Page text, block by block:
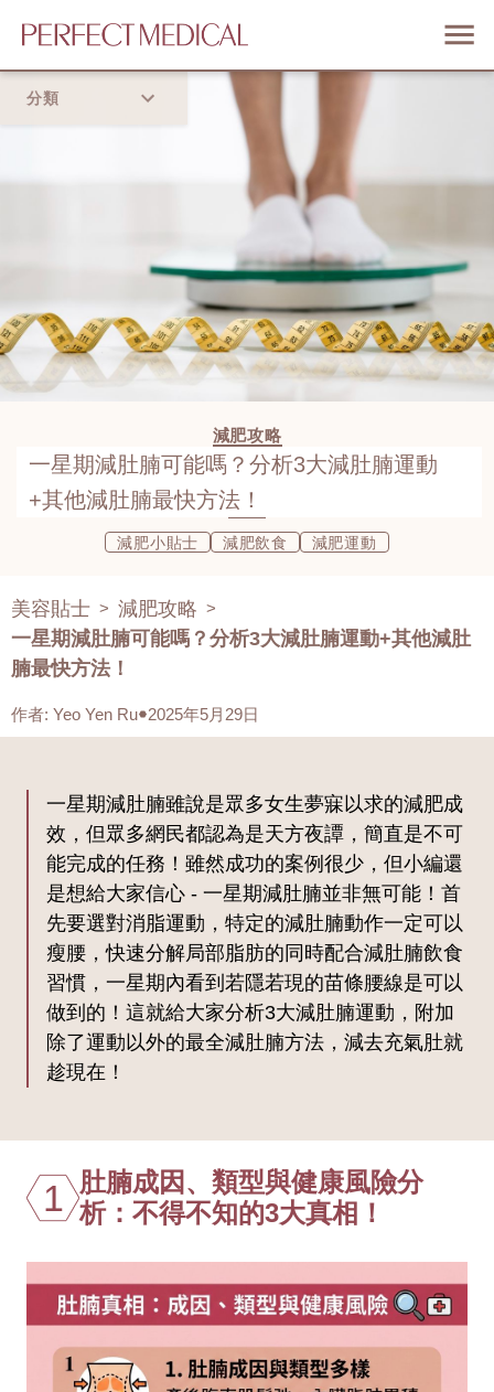
分類
減肥攻略
一星期減肚腩可能嗎？分析3大減肚腩運動
+其他減肚腩最快方法！
減肥小貼士 減肥飲食 減肥運動
美容貼士 > 減肥攻略 >
一星期減肚腩可能嗎？分析3大減肚腩運動+其他減肚
腩最快方法！
作者: Yeo Yen Ru 2025年5月29日
一星期減肚腩雖說是眾多女生夢寐以求的減肥成
效，但眾多網民都認為是天方夜譚，簡直是不可
能完成的任務！雖然成功的案例很少，但小編還
是想給大家信心 - 一星期減肚腩並非無可能！首
先要選對消脂運動，特定的減肚腩動作一定可以
瘦腰，快速分解局部脂肪的同時配合減肚腩飲食
習慣，一星期內看到若隱若現的苗條腰線是可以
做到的！這就給大家分析3大減肚腩運動，附加
除了運動以外的最全減肚腩方法，減去充氣肚就
趁現在！
1
肚腩成因、類型與健康風險分
析：不得不知的3大真相！